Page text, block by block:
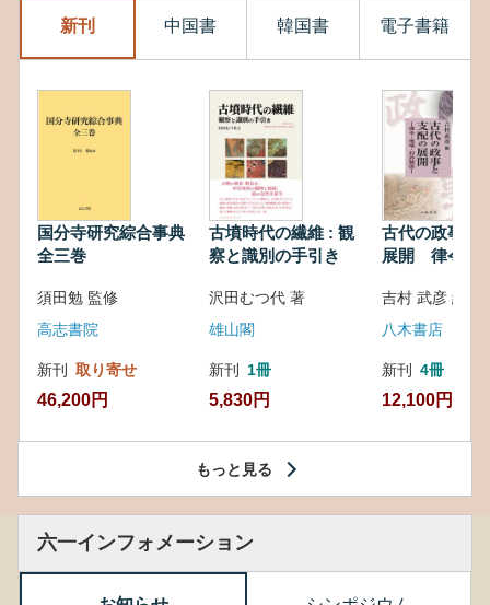
新刊 中国書 韓国書 電子書籍
国分寺研究綜合事典
全三巻
須田勉 監修
高志書院
新刊 取り寄せ
46,200円
古墳時代の繊維 : 観
察と識別の手引き
沢田むつ代 著
雄山閣
新刊 1冊
5,830円
古代の政事と
展開 律令・
吉村 武彦 編集
八木書店
新刊 4冊
12,100円
もっと見る
六一インフォメーション